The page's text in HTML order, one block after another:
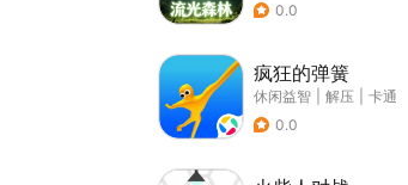
0.0
疯狂的弹簧
休闲益智 解压
卡通
0.0